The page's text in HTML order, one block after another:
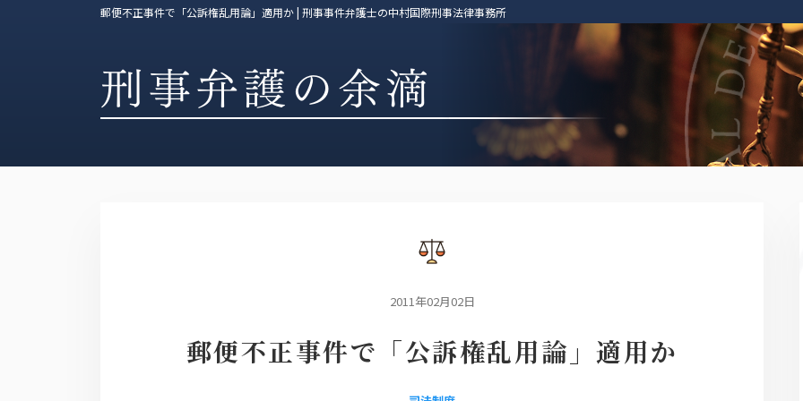
郵便不正事件で「公訴権乱用論」適用か | 刑事事件弁護士の中村国際刑事法律事務所
2011年02月02日
郵便不正事件で「公訴権乱用論」適用か